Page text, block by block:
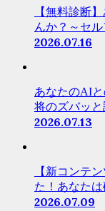
【無料診断
んか？～セ
2026.07.16
あなたのAI
将のズバッ
2026.07.13
【新コンテ
た！あなた
2026.07.09